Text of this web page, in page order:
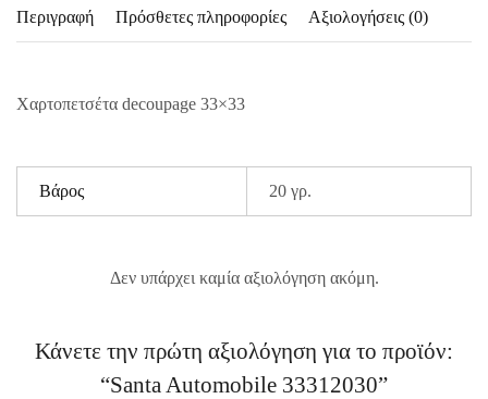
Περιγραφή Πρόσθετες πληροφορίες Αξιολογήσεις (0)
Χαρτοπετσέτα decoupage 33×33
Βάρος 20 γρ.
Δεν υπάρχει καμία αξιολόγηση ακόμη.
Κάνετε την πρώτη αξιολόγηση για το προϊόν:
“Santa Automobile 33312030”